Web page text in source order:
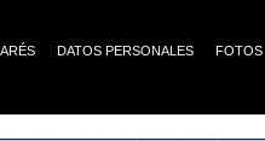
DATOS PERSONALES FOTOS